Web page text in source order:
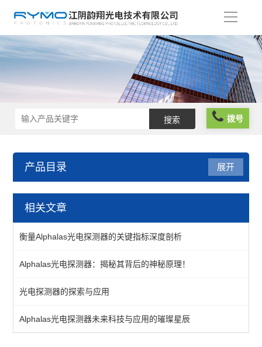
导
拨号
产品目录
光学仪器
展开
相关文章
衡量Alphalas光电探测器的关键指标深度剖析
Alphalas光电探测器：揭秘其背后的神秘原理！
光电探测器的探索与应用
Alphalas光电探测器未来科技与应用的璀璨星辰